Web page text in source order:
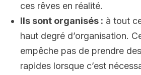
ces rêves en réalité.
Ils sont organisés : à tout
haut degré d’organisation.
empêche pas de prendre des
rapides lorsque c’est